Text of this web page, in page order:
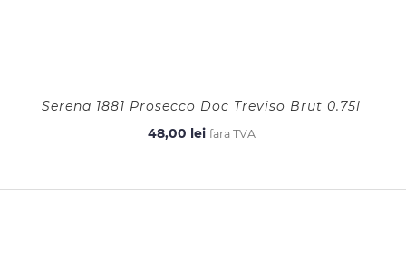
Serena 1881 Prosecco Doc Treviso Brut 0.75l
48,00 lei fara TVA